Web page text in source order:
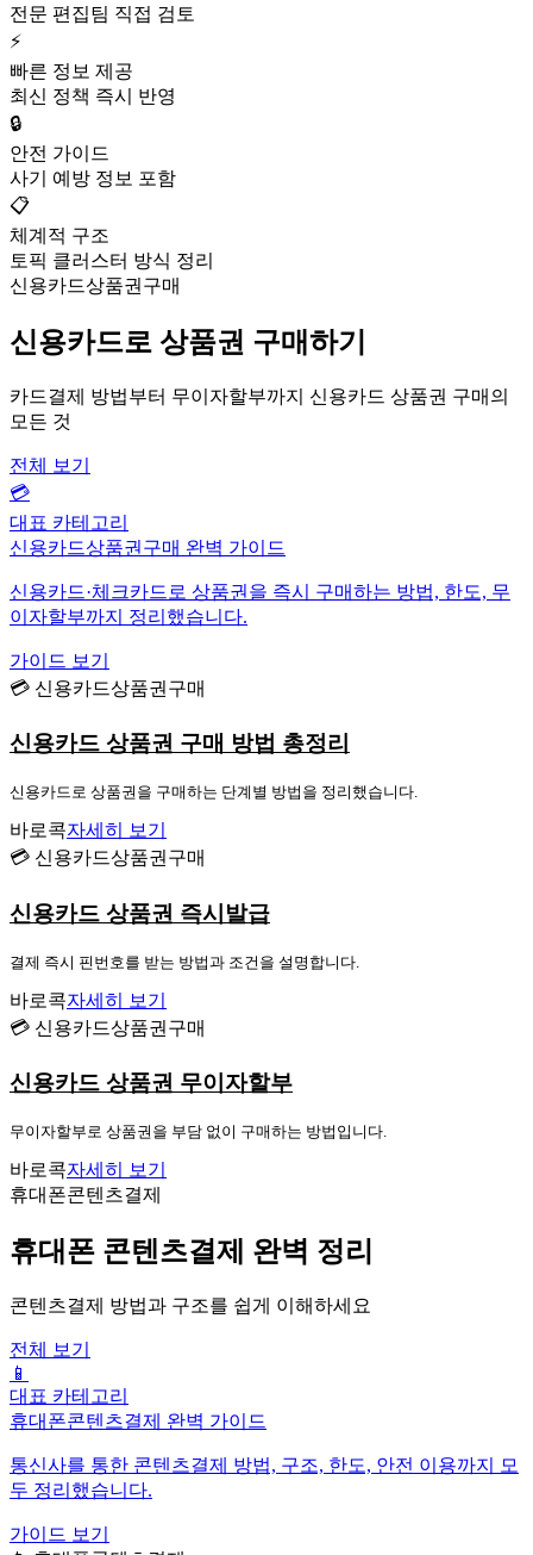
전문 편집팀 직접 검토
⚡
빠른 정보 제공
최신 정책 즉시 반영
🔒
안전 가이드
사기 예방 정보 포함
📋
체계적 구조
토픽 클러스터 방식 정리
신용카드상품권구매
신용카드로 상품권 구매하기
카드결제 방법부터 무이자할부까지 신용카드 상품권 구매의
모든 것
전체 보기
💳
대표 카테고리
신용카드상품권구매 완벽 가이드
신용카드·체크카드로 상품권을 즉시 구매하는 방법, 한도, 무
이자할부까지 정리했습니다.
가이드 보기
💳 신용카드상품권구매
신용카드 상품권 구매 방법 총정리
신용카드로 상품권을 구매하는 단계별 방법을 정리했습니다.
바로콕자세히 보기
💳 신용카드상품권구매
신용카드 상품권 즉시발급
결제 즉시 핀번호를 받는 방법과 조건을 설명합니다.
바로콕자세히 보기
💳 신용카드상품권구매
신용카드 상품권 무이자할부
무이자할부로 상품권을 부담 없이 구매하는 방법입니다.
바로콕자세히 보기
휴대폰콘텐츠결제
휴대폰 콘텐츠결제 완벽 정리
콘텐츠결제 방법과 구조를 쉽게 이해하세요
전체 보기
📱
대표 카테고리
휴대폰콘텐츠결제 완벽 가이드
통신사를 통한 콘텐츠결제 방법, 구조, 한도, 안전 이용까지 모
두 정리했습니다.
가이드 보기